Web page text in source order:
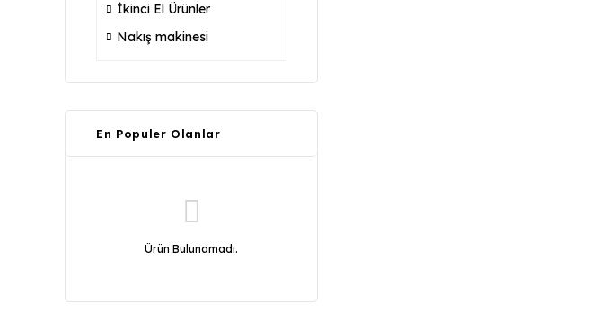
İkinci El Ürünler
Nakış makinesi
En Populer Olanlar
Ürün Bulunamadı.